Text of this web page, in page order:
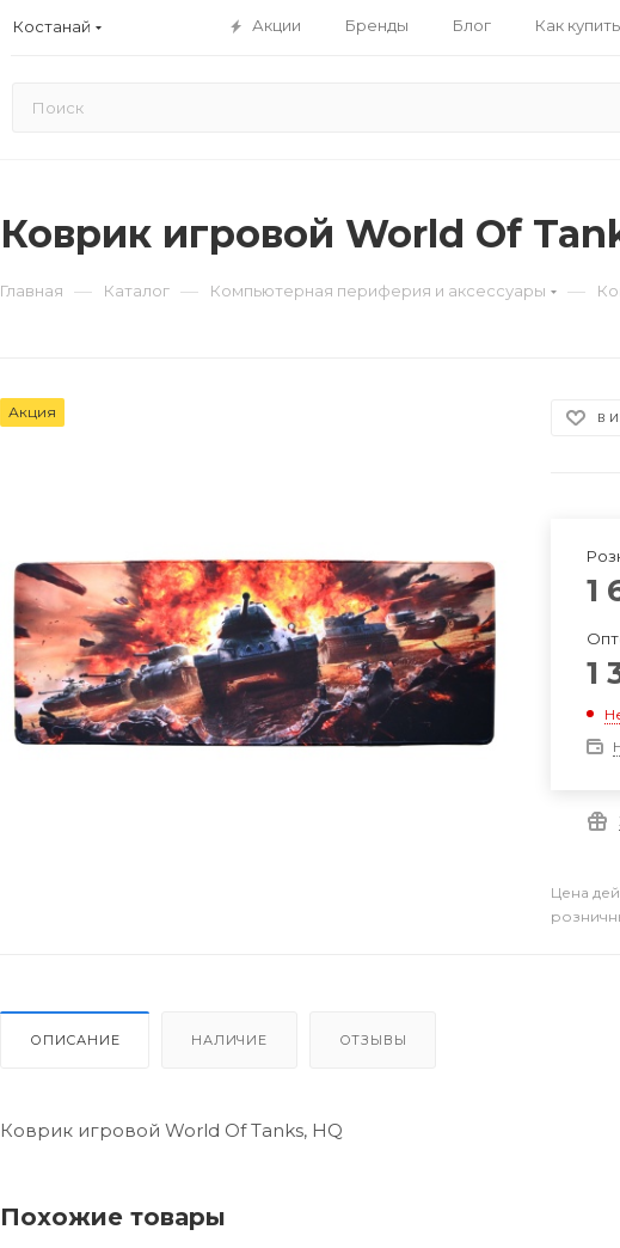
Костанай Акции Бренды Блог Как купить
Коврик игровой World Of
Главная — Каталог — Компьютерная периферия и аксессуары —
Акция В
1
1
Цена
ОПИСАНИЕ НАЛИЧИЕ ОТЗЫВЫ
Коврик игровой World Of Tanks, HQ
Похожие товары